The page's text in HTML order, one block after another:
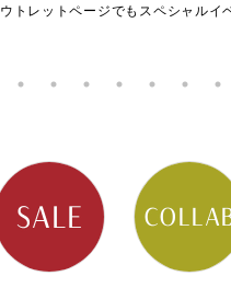
トレットページでもスペシャルイ